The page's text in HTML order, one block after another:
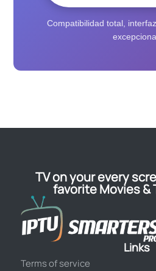
Compatibilidad total,
TV on your every
favorite Movies &
Links
Terms of service